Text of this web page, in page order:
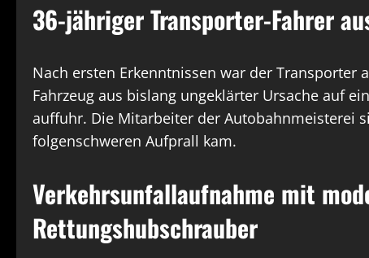
36-jähriger Transporter-Fahrer
Nach ersten Erkenntnissen war der Transporter
Fahrzeug aus bislang ungeklärter Ursache auf
auffuhr. Die Mitarbeiter der Autobahnmeisterei
folgenschweren Aufprall kam.
Verkehrsunfallaufnahme mit
Rettungshubschrauber